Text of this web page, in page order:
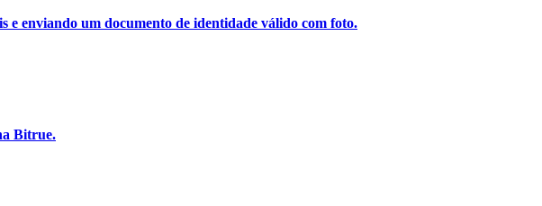
e enviando um documento de identidade válido com foto.
Bitrue.